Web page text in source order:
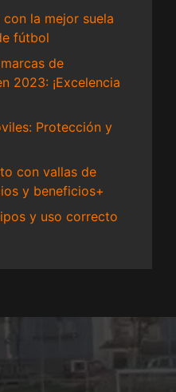
la mejor suela
fútbol
de
2023: ¡Excelencia
Protección y
con vallas de
y beneficios+
y uso correcto